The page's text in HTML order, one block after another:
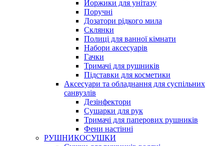
Йоржики для унітазу
Поручні
Дозатори рідкого мила
Склянки
Полиці для ванної кімнати
Набори аксесуарів
Гачки
Тримачі для рушників
Підставки для косметики
Аксесуари та обладнання для суспільних
санвузлів
Дезінфектори
Сушарки для рук
Тримачі для паперових рушників
Фени настінні
РУШНИКОСУШКИ